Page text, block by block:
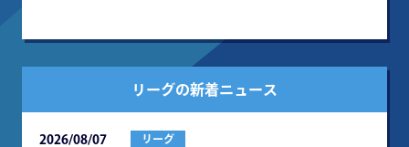
リーグの新着ニュース
2026/08/07 リーグ